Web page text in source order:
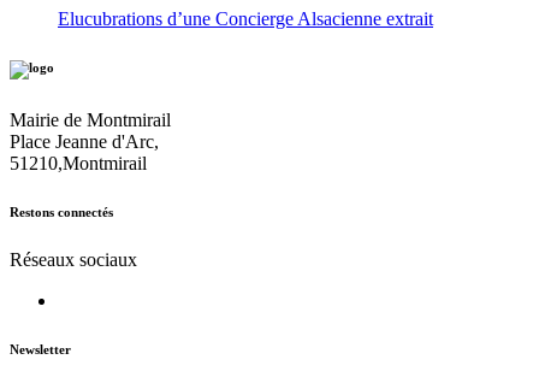
Elucubrations d’une Concierge Alsacienne extrait
Mairie de Montmirail
Place Jeanne d'Arc,
51210,Montmirail
Restons connectés
Réseaux sociaux
Newsletter